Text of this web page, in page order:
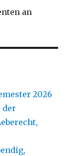
an
2026
der